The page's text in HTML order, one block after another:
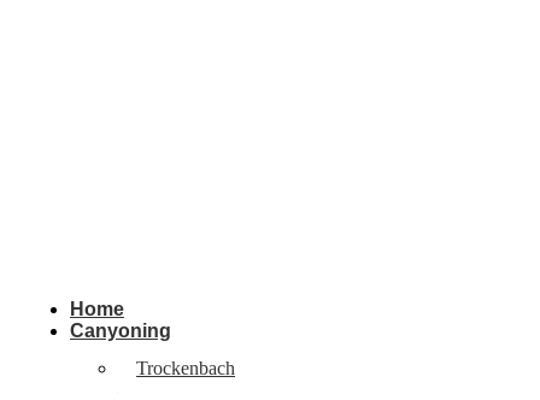
Home
Canyoning
Trockenbach